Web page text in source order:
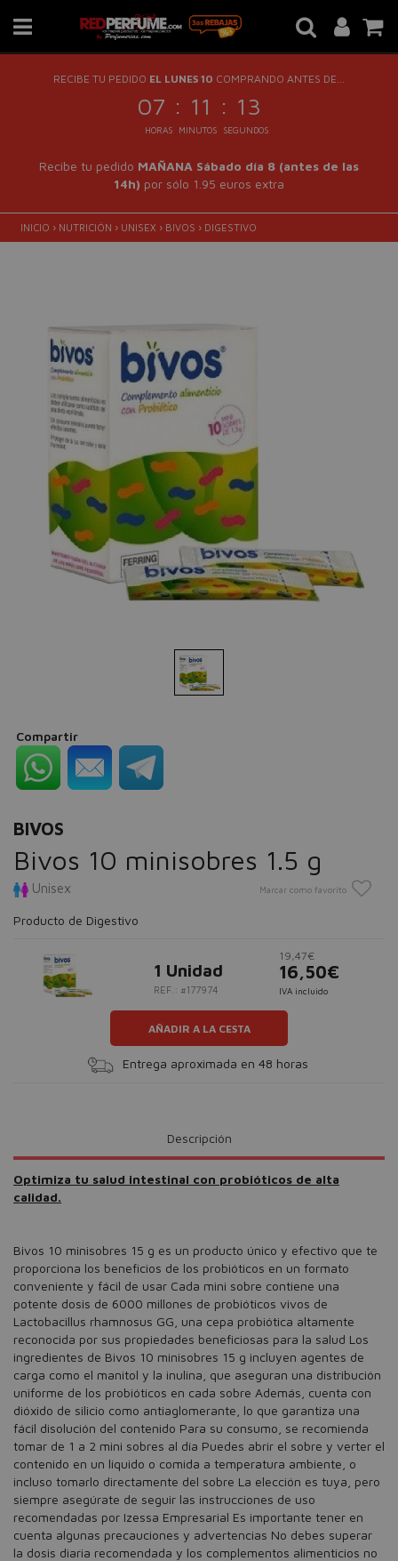
RECIBE TU PEDIDO EL LUNES 10 COMPRANDO ANTES DE...
07 : 11 : 12
HORAS MINUTOS SEGUNDOS
Recibe tu pedido MAÑANA Sábado día 8 (antes de las
14h) por sólo 1.95 euros extra
INICIO › NUTRICIÓN › UNISEX › BIVOS › DIGESTIVO
Compartir
BIVOS
Bivos 10 minisobres 1.5 g
Unisex Marcar como favorito
Producto de Digestivo
1 Unidad
REF.: #177974
19,47€
16,50€
IVA incluido
AÑADIR A LA CESTA
Entrega aproximada en 48 horas
Descripción
Optimiza tu salud intestinal con probióticos de alta
calidad.
Bivos 10 minisobres 15 g es un producto único y efectivo que te
proporciona los beneficios de los probióticos en un formato
conveniente y fácil de usar Cada mini sobre contiene una
potente dosis de 6000 millones de probióticos vivos de
Lactobacillus rhamnosus GG, una cepa probiótica altamente
reconocida por sus propiedades beneficiosas para la salud Los
ingredientes de Bivos 10 minisobres 15 g incluyen agentes de
carga como el manitol y la inulina, que aseguran una distribución
uniforme de los probióticos en cada sobre Además, cuenta con
dióxido de silicio como antiaglomerante, lo que garantiza una
fácil disolución del contenido Para su consumo, se recomienda
tomar de 1 a 2 mini sobres al día Puedes abrir el sobre y verter el
contenido en un líquido o comida a temperatura ambiente, o
incluso tomarlo directamente del sobre La elección es tuya, pero
siempre asegúrate de seguir las instrucciones de uso
recomendadas por Izessa Empresarial Es importante tener en
cuenta algunas precauciones y advertencias No debes superar
la dosis diaria recomendada y los complementos alimenticios no